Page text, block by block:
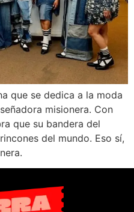
que se dedica a la moda
misionera. Con
que su bandera del
del mundo. Eso sí,